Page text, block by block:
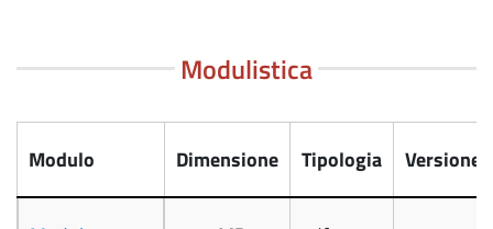
Modulistica
Modulo Dimensione Tipologia Versione